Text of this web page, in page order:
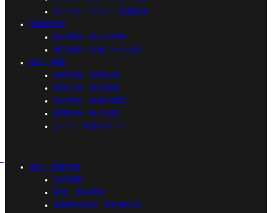
ポータル・チラシ・店舗販促
不動産査定
媒介獲得・物上げ実務
査定実務・評価ツール活用
独立・開業
開業準備・基礎知識
事業計画・資金調達
免許申請・事務所運営
開業事例・参入形態
エリア・外部サポート
契約・調査実務
役所調査
建物・現地調査
重要事項説明・契約書作成